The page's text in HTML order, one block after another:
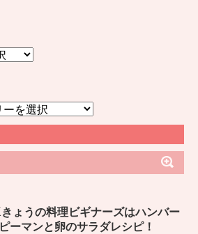
ょうの料理ビギナーズはハンバー
ーマンと卵のサラダレシピ！